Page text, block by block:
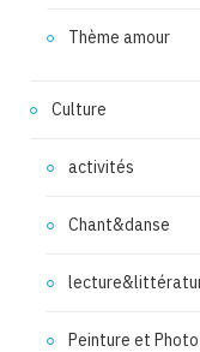
Thème amour
Culture
activités
Chant&danse
Peinture et Photo